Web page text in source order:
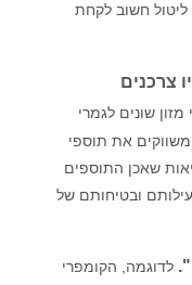
ליטול חשוב לקחת
צרכנים
מזון שונים לגמרי
את תוספי
שאכן התוספים
ובטיחותם של
לדוגמה, הקומפרי